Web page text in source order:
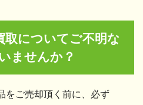
取についてご不明な
ませんか？
をご売却頂く前に、必ず